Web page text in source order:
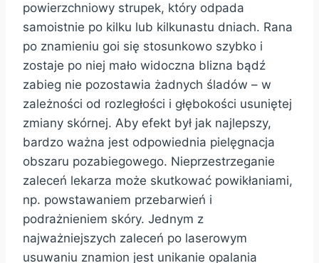
powierzchniowy strupek, który odpada
samoistnie po kilku lub kilkunastu dniach. Rana
po znamieniu goi się stosunkowo szybko i
zostaje po niej mało widoczna blizna bądź
zabieg nie pozostawia żadnych śladów – w
zależności od rozległości i głębokości usuniętej
zmiany skórnej. Aby efekt był jak najlepszy,
bardzo ważna jest odpowiednia pielęgnacja
obszaru pozabiegowego. Nieprzestrzeganie
zaleceń lekarza może skutkować powikłaniami,
np. powstawaniem przebarwień i
podrażnieniem skóry. Jednym z
najważniejszych zaleceń po laserowym
usuwaniu znamion jest unikanie opalania